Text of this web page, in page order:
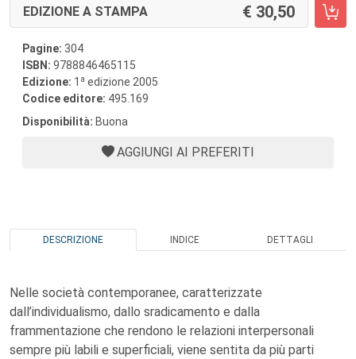
EDIZIONE A STAMPA 30,50
Pagine: 304
ISBN: 9788846465115
Edizione: 1 a edizione 2005
Codice editore: 495.169
Disponibilità: Buona
AGGIUNGI AI PREFERITI
DESCRIZIONE INDICE DETTAGLI
Nelle società contemporanee, caratterizzate
dall’individualismo, dallo sradicamento e dalla
frammentazione che rendono le relazioni interpersonali
sempre più labili e superficiali, viene sentita da più parti